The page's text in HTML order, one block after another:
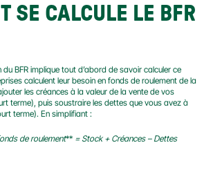
SE CALCULE LE BFR
BFR implique tout d’abord de savoir calculer ce
calculent leur besoin en fonds de roulement de la
les créances à la valeur de la vente de vos
terme), puis soustraire les dettes que vous avez à
terme). En simplifiant :
de roulement** = Stock + Créances – Dettes